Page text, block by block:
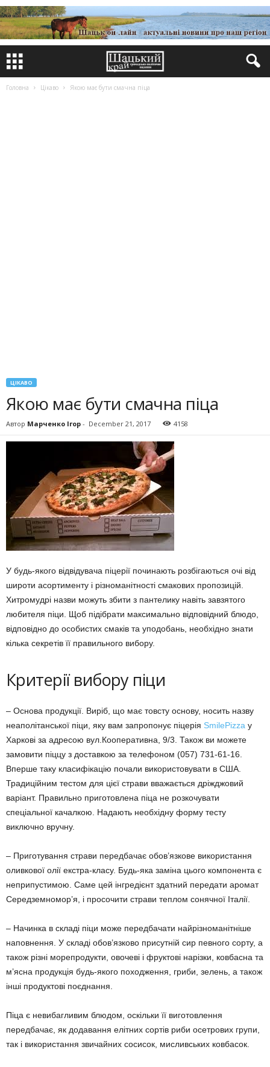
Головна Цікаво Якою має бути смачна піца
ЦІКАВО
Якою має бути смачна піца
Автор Марченко Ігор - December 21, 2017 4158
У будь-якого відвідувача піцерії починають розбігаються очі від
широти асортименту і різноманітності смакових пропозицій.
Хитромудрі назви можуть збити з пантелику навіть завзятого
любителя піци. Щоб підібрати максимально відповідний блюдо,
відповідно до особистих смаків та уподобань, необхідно знати
кілька секретів її правильного вибору.
Критерії вибору піци
– Основа продукції. Виріб, що має товсту основу, носить назву
неаполітанської піци, яку вам запропонує піцерія SmilePizza у
Харкові за адресою вул.Кооперативна, 9/3. Також ви можете
замовити піццу з доставкою за телефоном (057) 731-61-16.
Вперше таку класифікацію почали використовувати в США.
Традиційним тестом для цієї страви вважається дріжджовий
варіант. Правильно приготовлена ​​піца не розкочувати
спеціальної качалкою. Надають необхідну форму тесту
виключно вручну.
– Приготування страви передбачає обов’язкове використання
оливкової олії екстра-класу. Будь-яка заміна цього компонента є
неприпустимою. Саме цей інгредієнт здатний передати аромат
Середземномор’я, і ​​просочити страви теплом сонячної Італії.
– Начинка в складі піци може передбачати найрізноманітніше
наповнення. У складі обов’язково присутній сир певного сорту, а
також різні морепродукти, овочеві і фруктові нарізки, ковбасна та
м’ясна продукція будь-якого походження, гриби, зелень, а також
інші продуктові поєднання.
Піца є невибагливим блюдом, оскільки її виготовлення
передбачає, як додавання елітних сортів риби осетрових групи,
так і використання звичайних сосисок, мисливських ковбасок.